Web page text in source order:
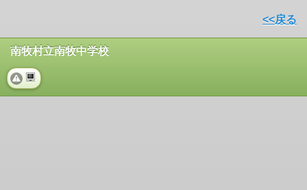
<<戻る
南牧村立南牧中学校